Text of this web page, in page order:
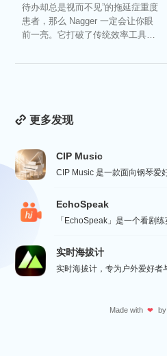
待办却总是视而不见”的拖延症重度
患者，那么 Nagger 一定会让你眼
前一亮。它打破了传统效率工具冰
更多发现
CIP Music
EchoSpeak
实时海拔计
Made with ❤ by